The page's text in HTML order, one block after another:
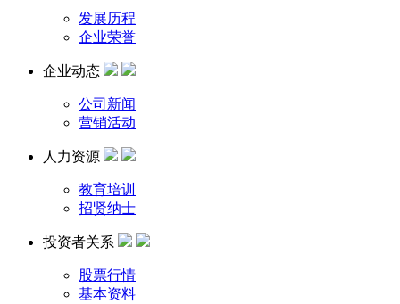
发展历程
企业荣誉
企业动态
公司新闻
营销活动
人力资源
教育培训
招贤纳士
投资者关系
股票行情
基本资料